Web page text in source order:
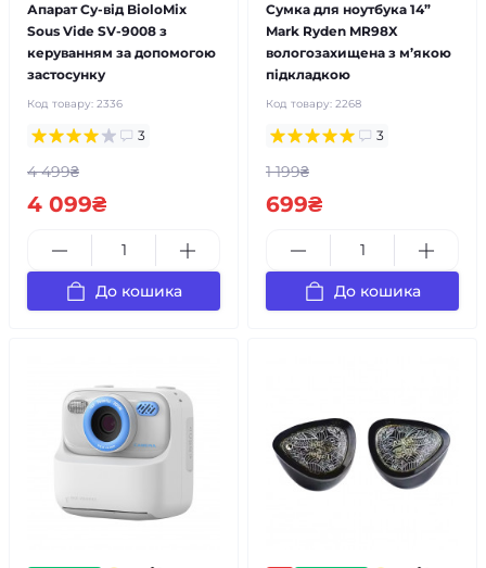
Апарат Су-від BioloMix
Sous Vide SV-9008 з
керуванням за допомогою
застосунку
Код товару: 2336
3
4 499₴
4 099₴
До кошика
Сумка для ноутбука 14”
Mark Ryden MR98X
вологозахищена з м’якою
підкладкою
Код товару: 2268
3
1 199₴
699₴
До кошика